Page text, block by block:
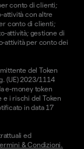
conto di clienti;
attività con altre
conto di clienti;
attività; gestione di
attività per conto dei
del Token
(UE) 2023/1114
e-money token
e i rischi del Token
in data 17
ed
& Condizioni.